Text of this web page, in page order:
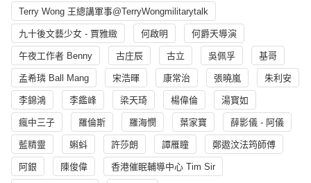
Terry Wong 王總講軍事@TerryWongmilitarytalk
九十後文藝少女 - 賈雅緻 何啟明 何爵天導演
午夜工作者 Benny 古庄辰 古立 吳佩孚 基哥
孟希璘 Ball Mang 宋浩暉 康常治 張曉嵐 朱利安
李錦鴻 李鑑峰 梁天琦 楊偉倫 湯寳如
瘋中三子 羅倫斯 羅海憫 葉家寶 薛影儀 - 阿儀
藍精靈 蝌蚪 許莎朗 譚雁瞳 鄭遨汶法筠師傅
阿銀 陳俊偉 香港催眠輔導中心 Tim Sir